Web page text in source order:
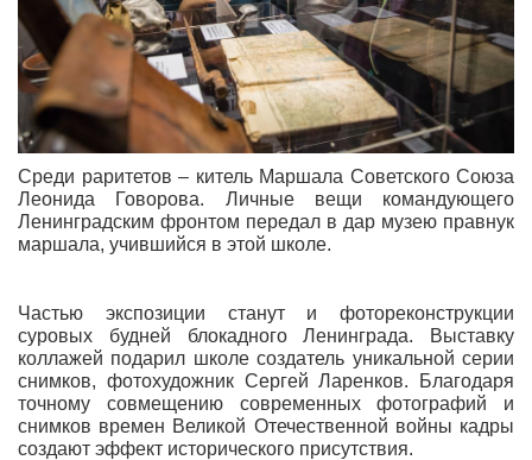
Среди раритетов – китель Маршала Советского Союза
Леонида Говорова. Личные вещи командующего
Ленинградским фронтом передал в дар музею правнук
маршала, учившийся в этой школе.
Частью экспозиции станут и фотореконструкции
суровых будней блокадного Ленинграда. Выставку
коллажей подарил школе создатель уникальной серии
снимков, фотохудожник Сергей Ларенков. Благодаря
точному совмещению современных фотографий и
снимков времен Великой Отечественной войны кадры
создают эффект исторического присутствия.